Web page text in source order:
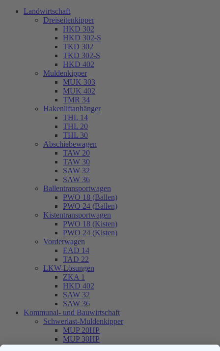
Landwirtschaft
Dreiseitenkipper
HKD 302
HKD 302-S
TKD 302
TKD 302-S
HKD 402
Muldenkipper
MUK 303
MUK 402
TMR 34
Hakenliftanhänger
THL 14
THL 20
THL 30
Abschiebewagen
TAW 20
TAW 30
SAW 32
SAW 36
Ballentransportwagen
PWO 18 (Ballen)
PWO 24 (Ballen)
Kistentransportwagen
PWO 18 (Kisten)
PWO 24 (Kisten)
Vorderwagen
EAD 14
TAD 22
LKW-Lösungen
ZKA 1
HKD 402
SAW 32
SAW 36
Kommunal- und Bauwirtschaft
Schwerlast-Muldenkipper
MUP 20HP
MUP 30HP